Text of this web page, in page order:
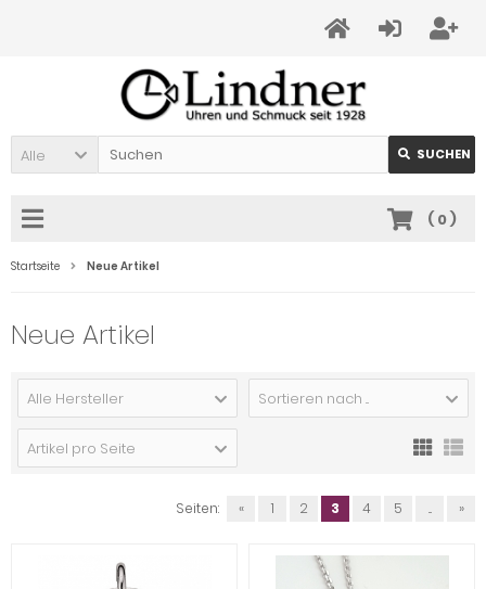
Alle SUCHEN
( 0)
Startseite Neue Artikel
Neue Artikel
Alle Hersteller Sortieren nach ...
Artikel pro Seite
Seiten: « 1 2 3 4 5 ... »